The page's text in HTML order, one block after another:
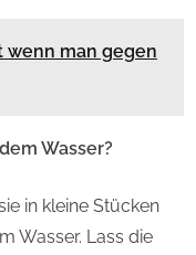
wenn man gegen
Wasser?
in kleine Stücken
Wasser. Lass die